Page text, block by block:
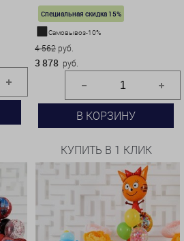
Специальная скидка 15%
Самовывоз-10%
4 562 руб.
3 878 руб.
В КОРЗИНУ
КУПИТЬ В 1 КЛИК